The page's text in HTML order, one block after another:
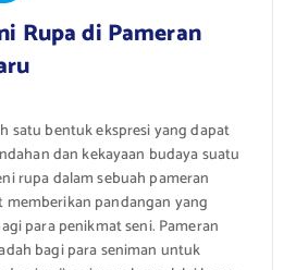
Rupa di Pameran
satu bentuk ekspresi yang dapat
dan kekayaan budaya suatu
rupa dalam sebuah pameran
memberikan pandangan yang
para penikmat seni. Pameran
bagi para seniman untuk